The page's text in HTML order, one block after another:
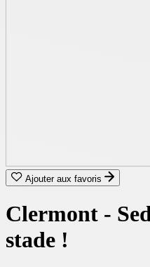
Ajouter aux favoris
Clermont -
stade !